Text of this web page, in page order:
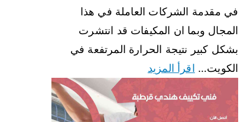
في مقدمة الشركات العاملة في هذا
المجال وبما ان المكيفات قد انتشرت
بشكل كبير نتيجة الحرارة المرتفعة في
الكويت… اقرأ المزيد